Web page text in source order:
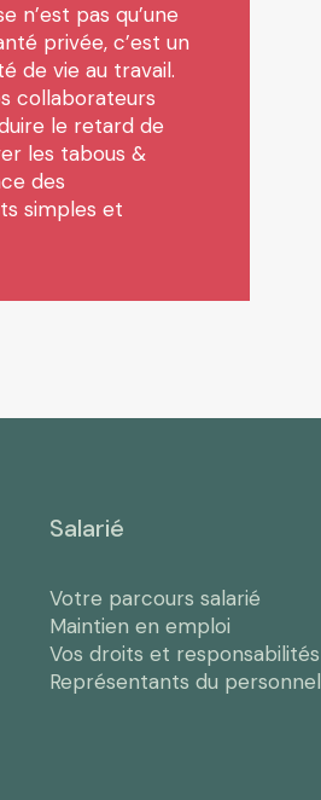
n’est pas qu’une
privée, c’est un
de vie au travail.
collaborateurs
le retard de
les tabous &
des
simples et
Salarié
Votre parcours salarié
Maintien en emploi
Vos droits et responsabilités
Représentants du personnel